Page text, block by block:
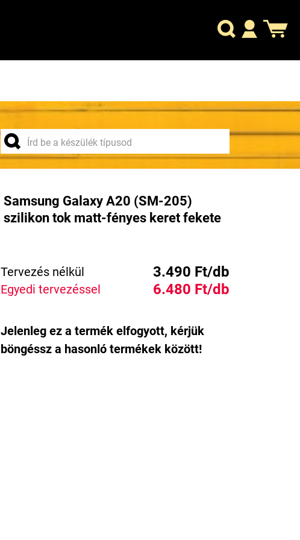
Samsung Galaxy A20 (SM-205)
szilikon tok matt-fényes keret fekete
Tervezés nélkül 3.490 Ft/db
Egyedi tervezéssel 6.480 Ft/db
Jelenleg ez a termék elfogyott, kérjük
böngéssz a hasonló termékek között!